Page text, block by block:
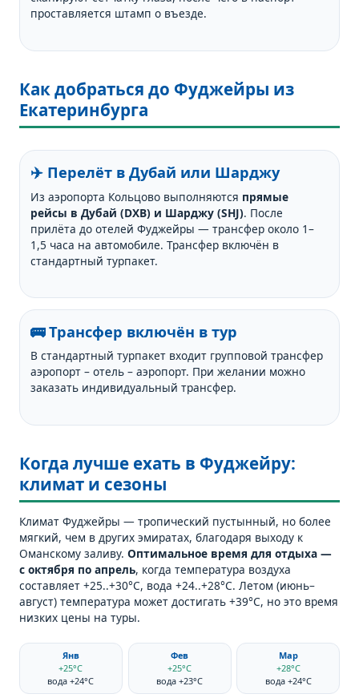
проставляется штамп о въезде.
Как добраться до Фуджейры из
Екатеринбурга
✈️ Перелёт в Дубай или Шарджу
Из аэропорта Кольцово выполняются прямые
рейсы в Дубай (DXB) и Шарджу (SHJ). После
прилёта до отелей Фуджейры — трансфер около 1–
1,5 часа на автомобиле. Трансфер включён в
стандартный турпакет.
🚌 Трансфер включён в тур
В стандартный турпакет входит групповой трансфер
аэропорт – отель – аэропорт. При желании можно
заказать индивидуальный трансфер.
Когда лучше ехать в Фуджейру:
климат и сезоны
Климат Фуджейры — тропический пустынный, но более
мягкий, чем в других эмиратах, благодаря выходу к
Оманскому заливу. Оптимальное время для отдыха —
с октября по апрель, когда температура воздуха
составляет +25..+30°C, вода +24..+28°C. Летом (июнь–
август) температура может достигать +39°C, но это время
низких цены на туры.
Янв
+25°C
вода +24°C
Фев
+25°C
вода +23°C
Мар
+28°C
вода +24°C